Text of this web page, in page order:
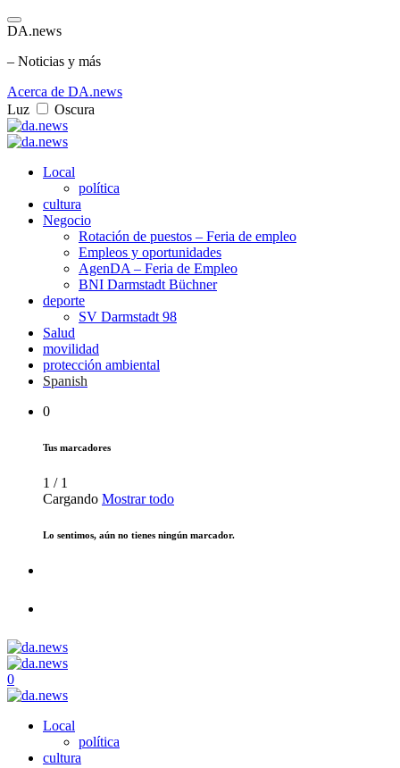
DA.news
– Noticias y más
Acerca de DA.news
Luz
Oscura
Local
política
cultura
Negocio
Rotación de puestos – Feria de empleo
Empleos y oportunidades
AgenDA – Feria de Empleo
BNI Darmstadt Büchner
deporte
SV Darmstadt 98
Salud
movilidad
protección ambiental
Spanish
0
Tus marcadores
1 / 1
Cargando Mostrar todo
Lo sentimos, aún no tienes ningún marcador.
0
Local
política
cultura